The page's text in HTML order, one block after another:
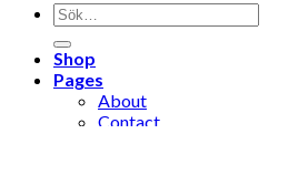
Shop
Pages
About
Contact